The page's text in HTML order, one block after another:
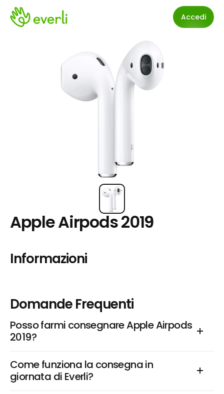
Accedi
Apple Airpods 2019
Informazioni
Domande Frequenti
Posso farmi consegnare Apple Airpods
2019?
Come funziona la consegna in
giornata di Everli?